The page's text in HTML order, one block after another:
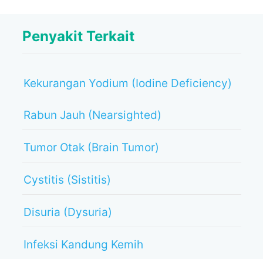
Penyakit Terkait
Kekurangan Yodium (Iodine Deficiency)
Rabun Jauh (Nearsighted)
Tumor Otak (Brain Tumor)
Cystitis (Sistitis)
Disuria (Dysuria)
Infeksi Kandung Kemih